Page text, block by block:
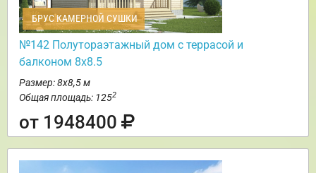
БРУС КАМЕРНОЙ СУШКИ
№142 Полутораэтажный дом с террасой и
балконом 8х8.5
Размер: 8х8,5 м
Общая площадь: 1252
от 1948400